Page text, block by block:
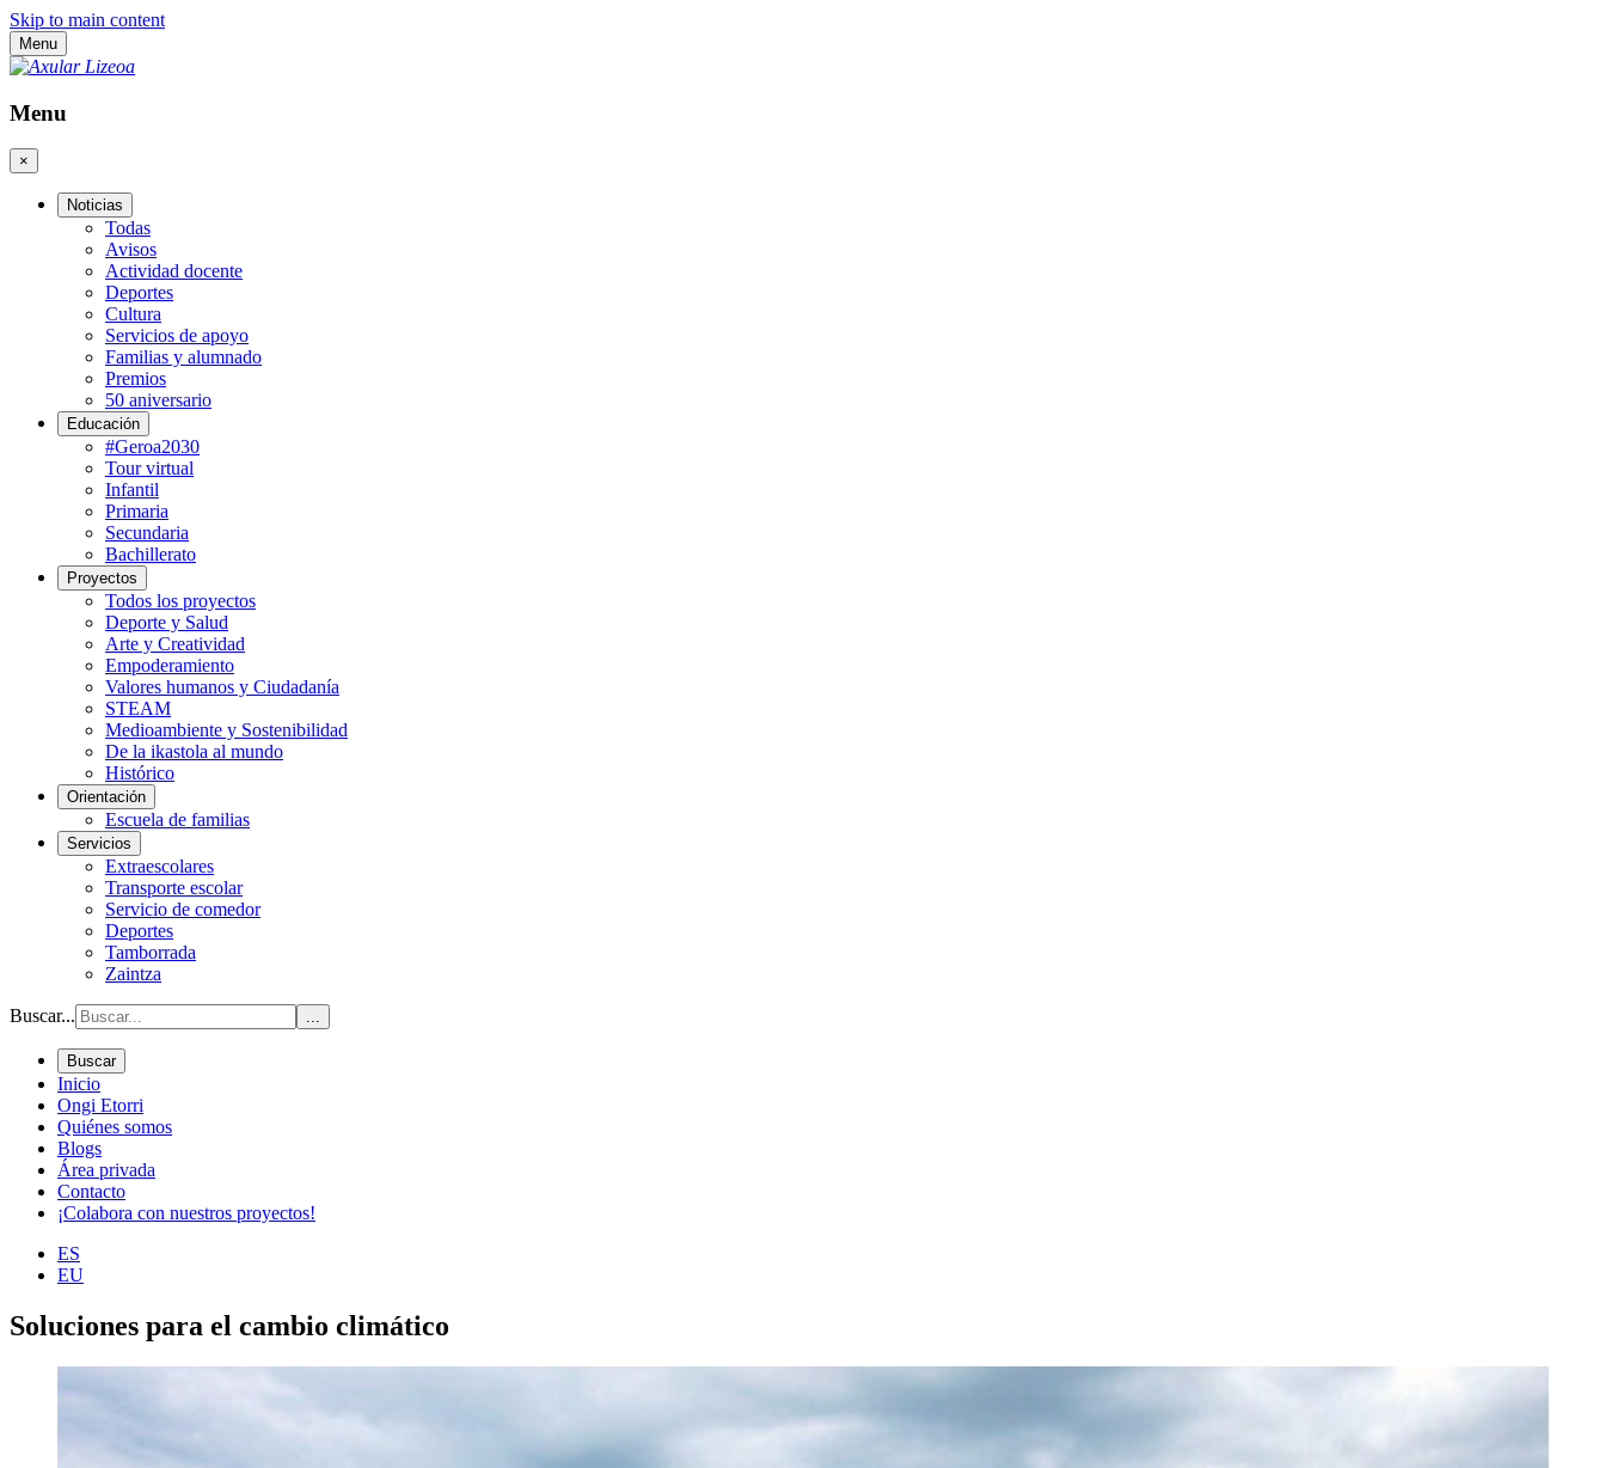
Skip to main content
Menu
Menu
×
Noticias
Todas
Avisos
Actividad docente
Deportes
Cultura
Servicios de apoyo
Familias y alumnado
Premios
50 aniversario
Educación
#Geroa2030
Tour virtual
Infantil
Primaria
Secundaria
Bachillerato
Proyectos
Todos los proyectos
Deporte y Salud
Arte y Creatividad
Empoderamiento
Valores humanos y Ciudadanía
STEAM
Medioambiente y Sostenibilidad
De la ikastola al mundo
Histórico
Orientación
Escuela de familias
Servicios
Extraescolares
Transporte escolar
Servicio de comedor
Deportes
Tamborrada
Zaintza
Buscar... ...
Buscar
Inicio
Ongi Etorri
Quiénes somos
Blogs
Área privada
Contacto
¡Colabora con nuestros proyectos!
ES
EU
Soluciones para el cambio climático